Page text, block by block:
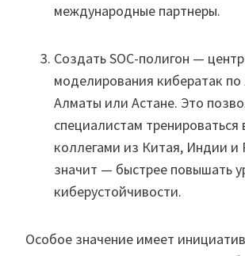
международные партнеры.
Создать SOC-полигон — центр
моделирования кибератак
Алматы или Астане. Это
специалистам тренироваться
коллегами из Китая, Индии и
значит — быстрее повышать
киберустойчивости.
Особое значение имеет